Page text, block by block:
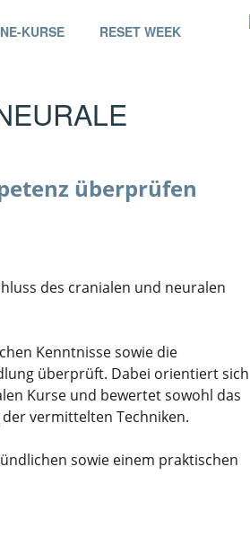
KURSE RESET WEEK
überprüfen
des cranialen und neuralen
Kenntnisse sowie die
überprüft. Dabei orientiert sich
Kurse und bewertet sowohl das
vermittelten Techniken.
sowie einem praktischen